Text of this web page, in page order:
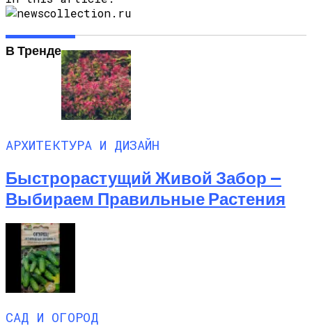
В Тренде
АРХИТЕКТУРА И ДИЗАЙН
Быстрорастущий Живой Забор —
Выбираем Правильные Растения
САД И ОГОРОД